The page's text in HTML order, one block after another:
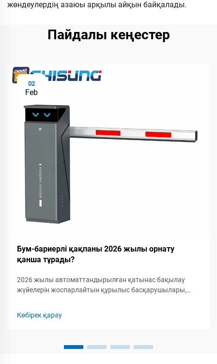
жөндеулердің азаюы арқылы айқын байқалады.
Пайдалы кеңестер
02
Feb
Бум-бариерлі қақпаны 2026 жылы орнату
қанша тұрады?
2026 жылы автоматтандырылған қатынас бақылау
жүйелерін жоспарлайтын құрылыс басқарушылары,
құрылымын түсіну маңызды. Бум-бариерлік қақпаққа...
Көбірек қарау